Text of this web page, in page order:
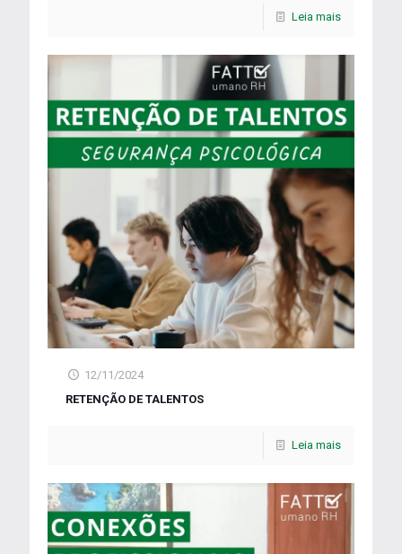
Leia mais
12/11/2024
RETENÇÃO DE TALENTOS
Leia mais